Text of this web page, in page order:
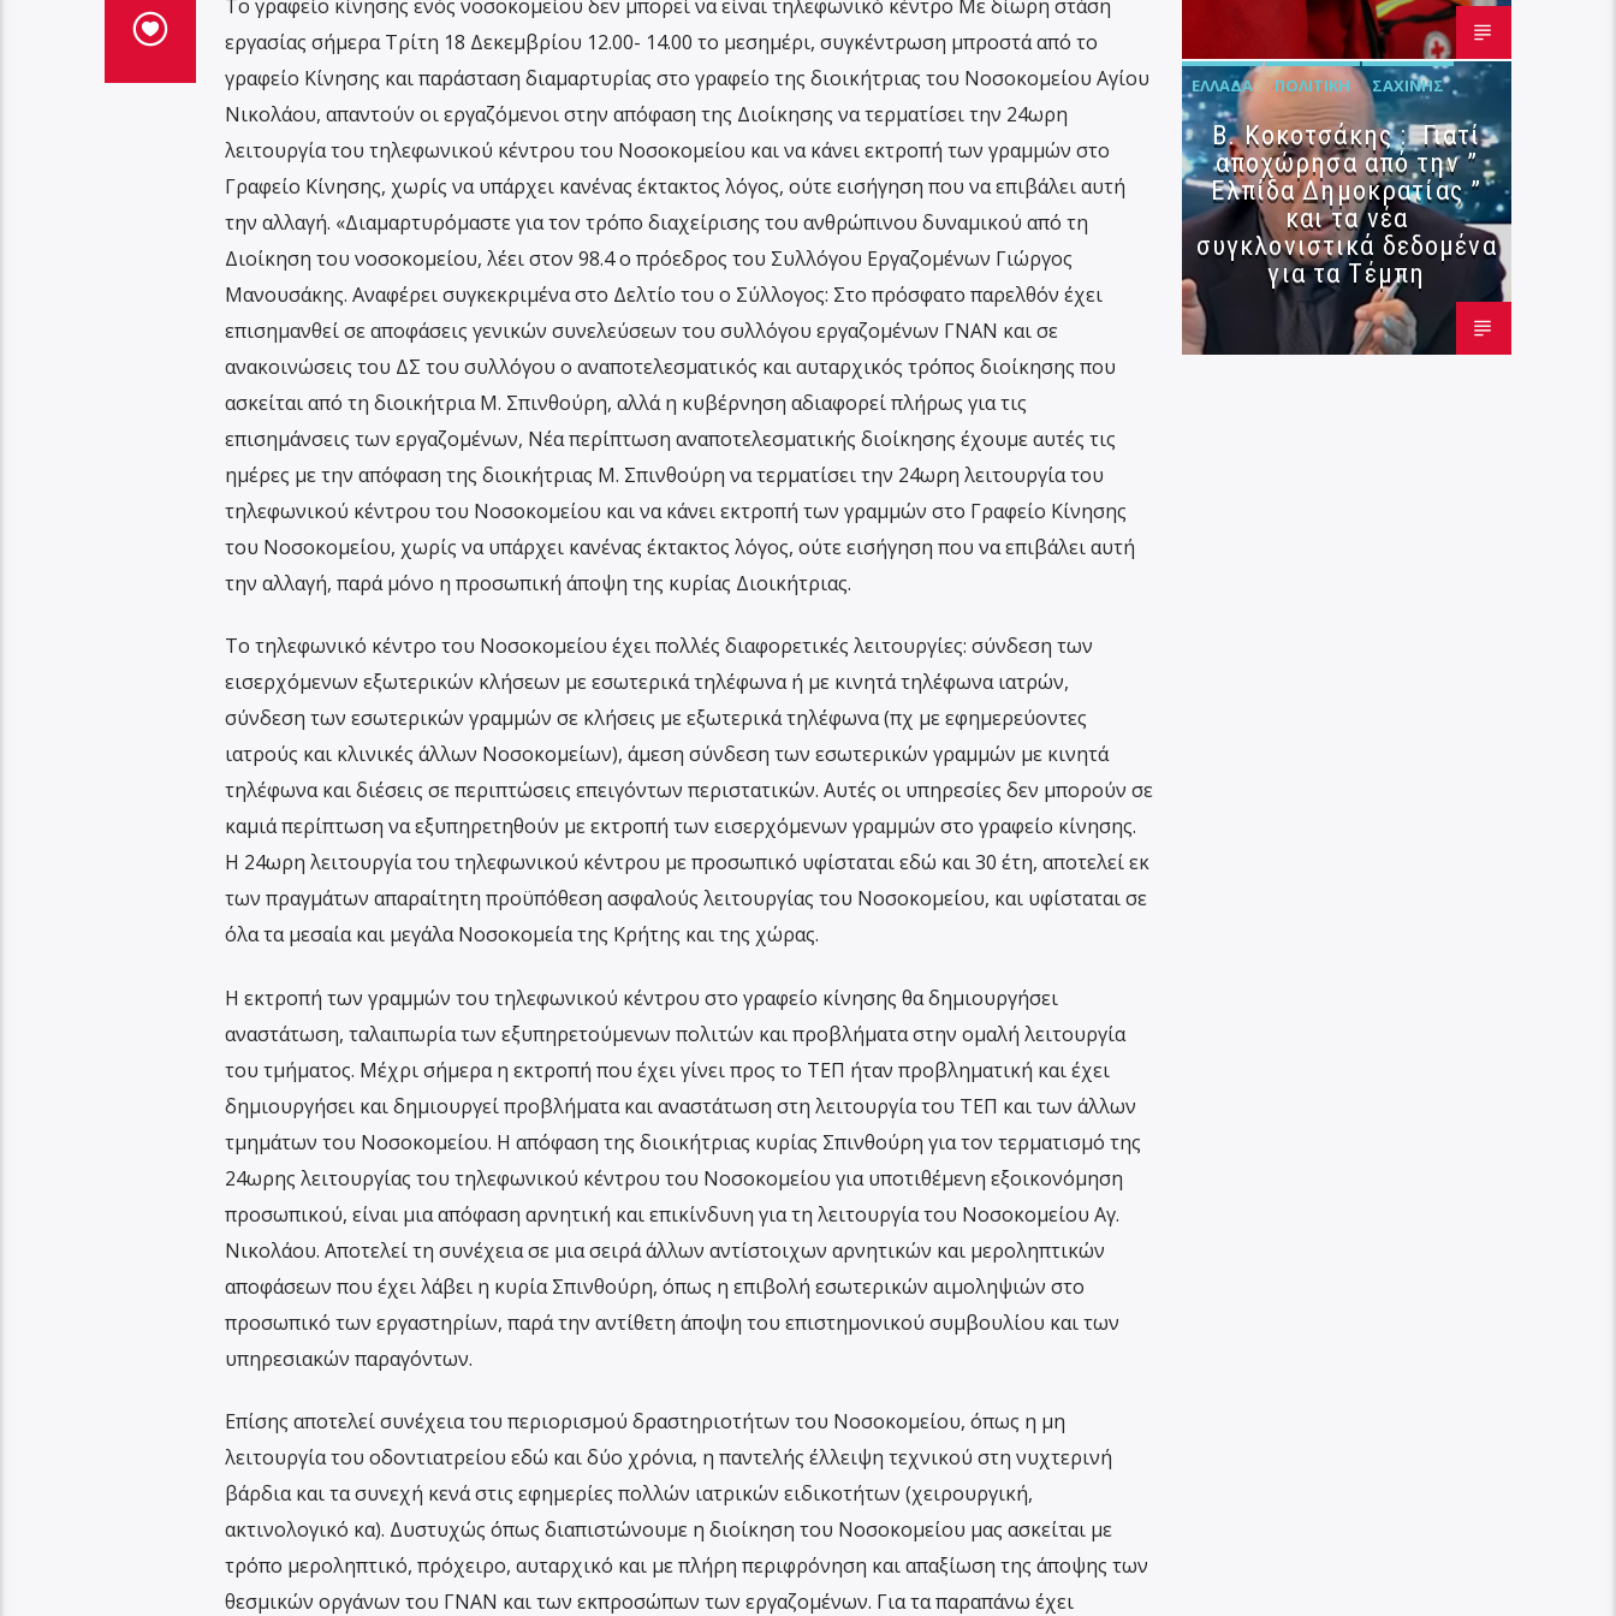
Το γραφείο κίνησης ενός νοσοκομείου δεν μπορεί να είναι τηλεφωνικό κέντρο Με δίωρη στάση
εργασίας σήμερα Τρίτη 18 Δεκεμβρίου 12.00- 14.00 το μεσημέρι, συγκέντρωση μπροστά από το
γραφείο Κίνησης και παράσταση διαμαρτυρίας στο γραφείο της διοικήτριας του Νοσοκομείου Αγίου
Νικολάου, απαντούν οι εργαζόμενοι στην απόφαση της Διοίκησης να τερματίσει την 24ωρη
λειτουργία του τηλεφωνικού κέντρου του Νοσοκομείου και να κάνει εκτροπή των γραμμών στο
Γραφείο Κίνησης, χωρίς να υπάρχει κανένας έκτακτος λόγος, ούτε εισήγηση που να επιβάλει αυτή
την αλλαγή. «Διαμαρτυρόμαστε για τον τρόπο διαχείρισης του ανθρώπινου δυναμικού από τη
Διοίκηση του νοσοκομείου, λέει στον 98.4 ο πρόεδρος του Συλλόγου Εργαζομένων Γιώργος
Μανουσάκης. Αναφέρει συγκεκριμένα στο Δελτίο του ο Σύλλογος: Στο πρόσφατο παρελθόν έχει
επισημανθεί σε αποφάσεις γενικών συνελεύσεων του συλλόγου εργαζομένων ΓΝΑΝ και σε
ανακοινώσεις του ΔΣ του συλλόγου ο αναποτελεσματικός και αυταρχικός τρόπος διοίκησης που
ασκείται από τη διοικήτρια Μ. Σπινθούρη, αλλά η κυβέρνηση αδιαφορεί πλήρως για τις
επισημάνσεις των εργαζομένων, Νέα περίπτωση αναποτελεσματικής διοίκησης έχουμε αυτές τις
ημέρες με την απόφαση της διοικήτριας Μ. Σπινθούρη να τερματίσει την 24ωρη λειτουργία του
τηλεφωνικού κέντρου του Νοσοκομείου και να κάνει εκτροπή των γραμμών στο Γραφείο Κίνησης
του Νοσοκομείου, χωρίς να υπάρχει κανένας έκτακτος λόγος, ούτε εισήγηση που να επιβάλει αυτή
την αλλαγή, παρά μόνο η προσωπική άποψη της κυρίας Διοικήτριας.
Το τηλεφωνικό κέντρο του Νοσοκομείου έχει πολλές διαφορετικές λειτουργίες: σύνδεση των
εισερχόμενων εξωτερικών κλήσεων με εσωτερικά τηλέφωνα ή με κινητά τηλέφωνα ιατρών,
σύνδεση των εσωτερικών γραμμών σε κλήσεις με εξωτερικά τηλέφωνα (πχ με εφημερεύοντες
ιατρούς και κλινικές άλλων Νοσοκομείων), άμεση σύνδεση των εσωτερικών γραμμών με κινητά
τηλέφωνα και διέσεις σε περιπτώσεις επειγόντων περιστατικών. Αυτές οι υπηρεσίες δεν μπορούν σε
καμιά περίπτωση να εξυπηρετηθούν με εκτροπή των εισερχόμενων γραμμών στο γραφείο κίνησης.
Η 24ωρη λειτουργία του τηλεφωνικού κέντρου με προσωπικό υφίσταται εδώ και 30 έτη, αποτελεί εκ
των πραγμάτων απαραίτητη προϋπόθεση ασφαλούς λειτουργίας του Νοσοκομείου, και υφίσταται σε
όλα τα μεσαία και μεγάλα Νοσοκομεία της Κρήτης και της χώρας.
Η εκτροπή των γραμμών του τηλεφωνικού κέντρου στο γραφείο κίνησης θα δημιουργήσει
αναστάτωση, ταλαιπωρία των εξυπηρετούμενων πολιτών και προβλήματα στην ομαλή λειτουργία
του τμήματος. Μέχρι σήμερα η εκτροπή που έχει γίνει προς το ΤΕΠ ήταν προβληματική και έχει
δημιουργήσει και δημιουργεί προβλήματα και αναστάτωση στη λειτουργία του ΤΕΠ και των άλλων
τμημάτων του Νοσοκομείου. Η απόφαση της διοικήτριας κυρίας Σπινθούρη για τον τερματισμό της
24ωρης λειτουργίας του τηλεφωνικού κέντρου του Νοσοκομείου για υποτιθέμενη εξοικονόμηση
προσωπικού, είναι μια απόφαση αρνητική και επικίνδυνη για τη λειτουργία του Νοσοκομείου Αγ.
Νικολάου. Αποτελεί τη συνέχεια σε μια σειρά άλλων αντίστοιχων αρνητικών και μεροληπτικών
αποφάσεων που έχει λάβει η κυρία Σπινθούρη, όπως η επιβολή εσωτερικών αιμοληψιών στο
προσωπικό των εργαστηρίων, παρά την αντίθετη άποψη του επιστημονικού συμβουλίου και των
υπηρεσιακών παραγόντων.
Επίσης αποτελεί συνέχεια του περιορισμού δραστηριοτήτων του Νοσοκομείου, όπως η μη
λειτουργία του οδοντιατρείου εδώ και δύο χρόνια, η παντελής έλλειψη τεχνικού στη νυχτερινή
βάρδια και τα συνεχή κενά στις εφημερίες πολλών ιατρικών ειδικοτήτων (χειρουργική,
ακτινολογικό κα). Δυστυχώς όπως διαπιστώνουμε η διοίκηση του Νοσοκομείου μας ασκείται με
τρόπο μεροληπτικό, πρόχειρο, αυταρχικό και με πλήρη περιφρόνηση και απαξίωση της άποψης των
θεσμικών οργάνων του ΓΝΑΝ και των εκπροσώπων των εργαζομένων. Για τα παραπάνω έχει
ΕΛΛΆΔΑ ΠΟΛΙΤΙΚΉ ΣΑΧΊΝΗΣ
Β. Κοκοτσάκης : Γιατί
αποχώρησα από την ”
Ελπίδα Δημοκρατίας ”
και τα νέα
συγκλονιστικά δεδομένα
για τα Τέμπη